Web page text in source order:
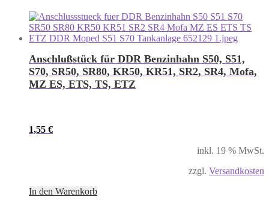
Anschlußstück für DDR Benzinhahn S50, S51,
S70, SR50, SR80, KR50, KR51, SR2, SR4, Mofa,
MZ ES, ETS, TS, ETZ
1,55 €
inkl. 19 % MwSt.
zzgl. Versandkosten
In den Warenkorb